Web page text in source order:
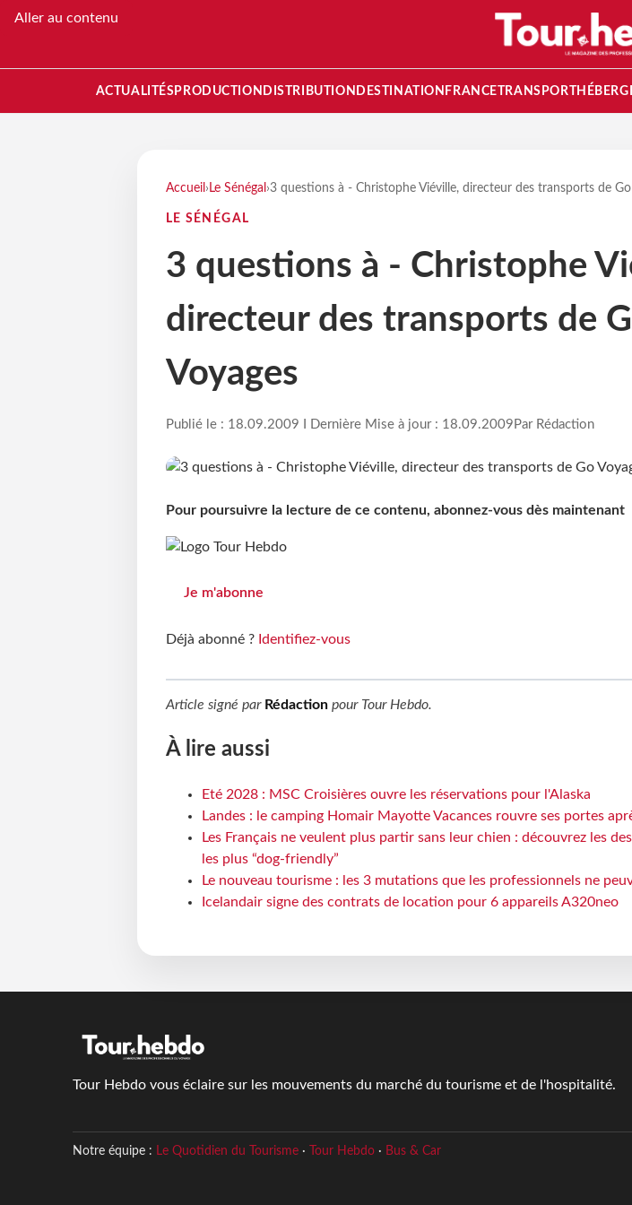
Aller au contenu
ACTUALITÉS PRODUCTION DISTRIBUTION DESTINATION FRANCETRANSPORT
Accueil › Le Sénégal ›3 questions à - Christophe Viéville, directeur des transports de Go
LE SÉNÉGAL
3 questions à - Christophe
directeur des transports de
Voyages
Publié le : 18.09.2009 I Dernière Mise à jour : 18.09.2009 Par Rédaction
Pour poursuivre la lecture de ce contenu, abonnez-vous dès maintenant
Je m'abonne
Déjà abonné ? Identifiez-vous
Article signé par Rédactionpour Tour Hebdo.
À lire aussi
Eté 2028 : MSC Croisières ouvre les réservations pour l'Alaska
Landes : le camping Homair Mayotte Vacances rouvre ses portes
Les Français ne veulent plus partir sans leur chien : découvrez les
les plus “dog-friendly”
Le nouveau tourisme : les 3 mutations que les professionnels ne
Icelandair signe des contrats de location pour 6 appareils A320neo
Tour Hebdo vous éclaire sur les mouvements du marché du tourisme et de l'hospitalité.
Notre équipe : Le Quotidien du Tourisme· Tour Hebdo· Bus & Car